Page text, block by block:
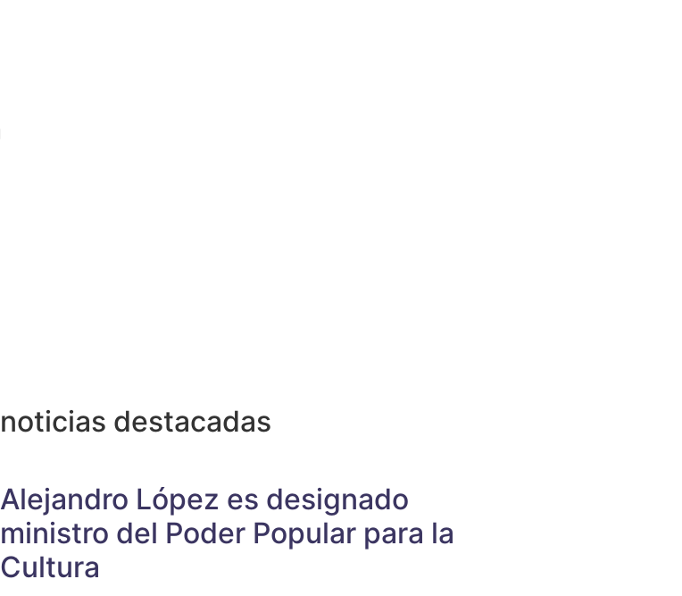
noticias destacadas
Alejandro López es designado
ministro del Poder Popular para la
Cultura